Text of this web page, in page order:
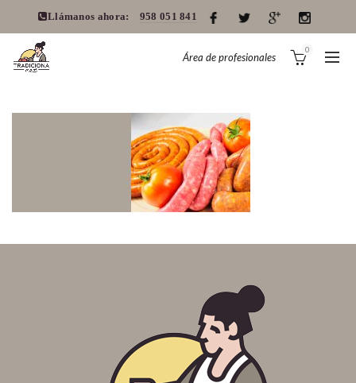
Llámanos ahora: 958 051 841
Área de profesionales
0